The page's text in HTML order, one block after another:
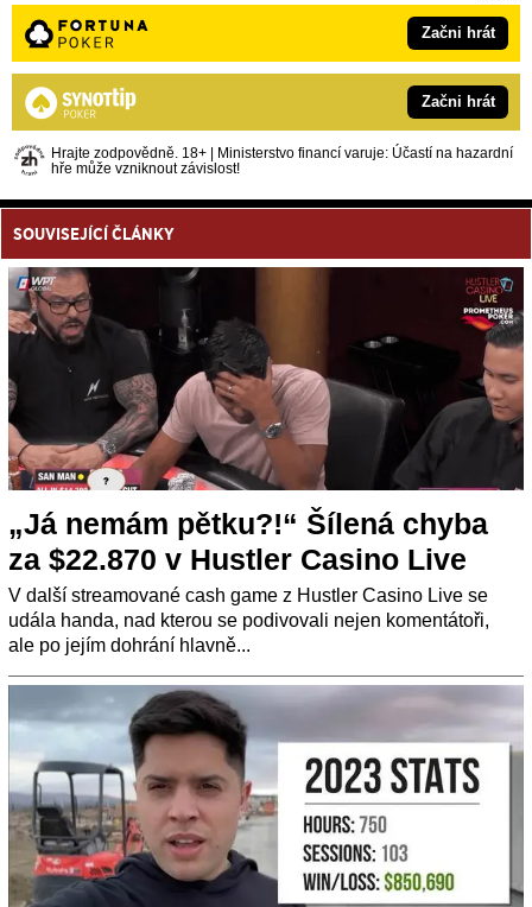
Začni hrát
Začni hrát
Hrajte zodpovědně. 18+ | Ministerstvo financí varuje: Účastí na hazardní
hře může vzniknout závislost!
SOUVISEJÍCÍ ČLÁNKY
„Já nemám pětku?!“ Šílená chyba
za $22.870 v Hustler Casino Live
V další streamované cash game z Hustler Casino Live se
udála handa, nad kterou se podivovali nejen komentátoři,
ale po jejím dohrání hlavně...